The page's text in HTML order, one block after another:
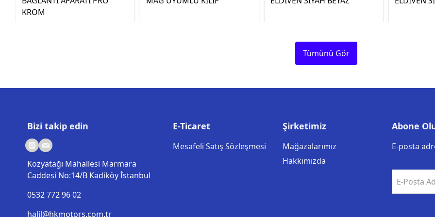
KROM
Tümünü Gör
Bizi takip edin
Kozyatağı Mahallesi Marmara
Caddesi No:14/B Kadiköy İstanbul
0532 772 96 02
halil@hkmotors.com.tr
E-Ticaret
Mesafeli Satış Sözleşmesi
Şirketimiz
Mağazalarımız
Hakkımızda
Abone
E-posta
E-Posta